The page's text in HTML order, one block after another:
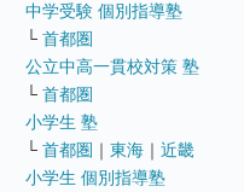
中学受験 個別指導塾
└ 首都圏
公立中高一貫校対策 塾
└ 首都圏
小学生 塾
└ 首都圏 ｜ 東海 ｜ 近畿
小学生 個別指導塾